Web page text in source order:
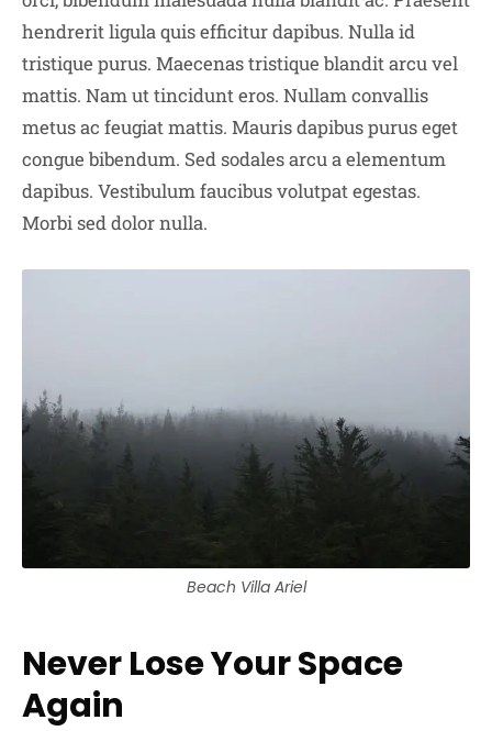
hendrerit ligula quis efficitur dapibus. Nulla id
tristique purus. Maecenas tristique blandit arcu vel
mattis. Nam ut tincidunt eros. Nullam convallis
metus ac feugiat mattis. Mauris dapibus purus eget
congue bibendum. Sed sodales arcu a elementum
dapibus. Vestibulum faucibus volutpat egestas.
Morbi sed dolor nulla.
Beach Villa Ariel
Never Lose Your Space
Again